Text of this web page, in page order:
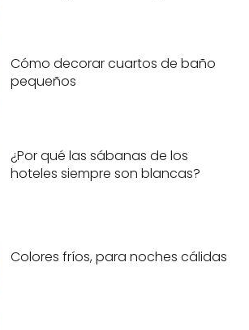
Cómo decorar cuartos de baño
pequeños
¿Por qué las sábanas de los
hoteles siempre son blancas?
Colores fríos, para noches cálidas